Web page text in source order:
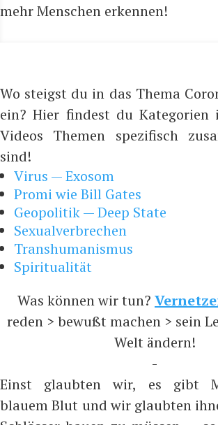
mehr Men­schen erkennen!
Wo steigst du in das Thema
ein? Hier findest du Kategorien
Videos Themen spezifisch
sind!
Virus — Exosom
Promi wie Bill Gates
Geopolitik — Deep State
Sexualverbrechen
Transhumanismus
Spiritualität
Was können wir tun?
reden > bewußt machen > sein
Welt ändern!
-
Einst glaubten wir, es gibt
blauem Blut und wir glaubten